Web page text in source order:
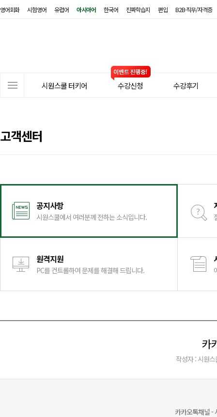
영어회화 시험영어 유럽어 아시아어 한국어 진짜학습지 편입 B2B·직무/자격증
시원스쿨 터키어 수강신청 수강후기
고객센터
공지사항
시원스쿨에서 여러분께 전하는 소식입니다.
원격지원
PC를 컨트롤하여 문제를 해결해 드립니다.
카
작성자 : 시원스
카카오톡채널 -